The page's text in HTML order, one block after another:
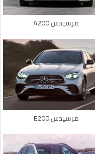
مرسيدس A200
مرسيدس E200